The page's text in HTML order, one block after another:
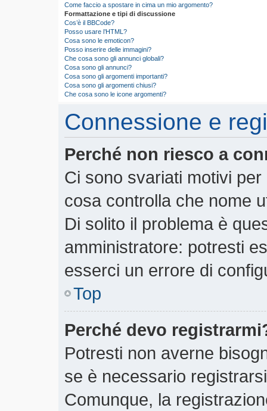
Come faccio a spostare in cima un mio argomento?
Formattazione e tipi di discussione
Cos’è il BBCode?
Posso usare l’HTML?
Cosa sono le emoticon?
Posso inserire delle immagini?
Che cosa sono gli annunci globali?
Cosa sono gli annunci?
Cosa sono gli argomenti importanti?
Cosa sono gli argomenti chiusi?
Che cosa sono le icone argomenti?
Connessione e
Perché non riesco a
Ci sono svariati motivi
cosa controlla che nome
Di solito il problema è
amministratore: potresti
esserci un errore di
Top
Perché devo
Potresti non averne
se è necessario
Comunque, la